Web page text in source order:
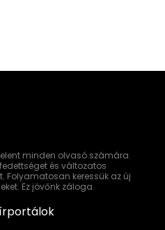
minden olvasó számára.
és változatos
Folyamatosan keressük az új
Ez jövőnk záloga.